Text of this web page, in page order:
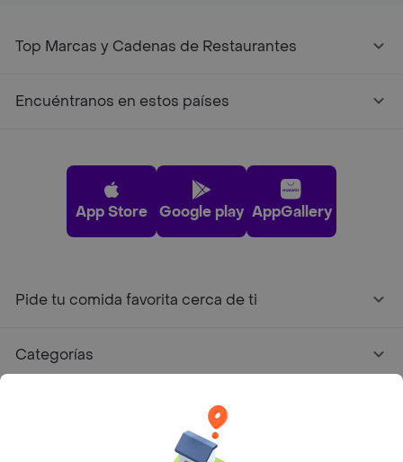
Top Marcas y Cadenas de Restaurantes
Encuéntranos en estos países
App Store Google play AppGallery
Pide tu comida favorita cerca de ti
Categorías